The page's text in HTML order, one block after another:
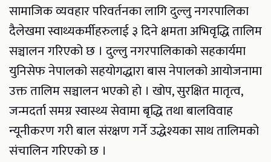
सामाजिक व्यवहार परिवर्तनका लागि दुल्लु नगरपालिका
दैलेखमा स्वाथ्यकर्मीहरुलाई ३ दिने क्षमता अभिवृद्धि तालिम
सञ्चालन गरिएको छ । दुल्लु नगरपालिकाको सहकार्यमा
युनिसेफ नेपालको सहयोगद्धारा बास नेपालको आयोजनामा
उक्त तालिम सञ्चालन भएको हो । खोप, सुरक्षित मातृत्व,
जन्मदर्ता समग्र स्वास्थ्य सेवामा बृद्धि तथा बालविवाह
न्यूनीकरण गरी बाल संरक्षण गर्ने उद्धेश्यका साथ तालिमको
संचालिन गरिएको छ ।